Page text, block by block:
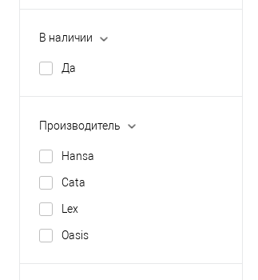
В наличии
Да
Производитель
Hansa
Cata
Lex
Oasis